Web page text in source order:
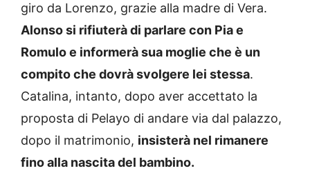
giro da Lorenzo, grazie alla madre di Vera.
Alonso si rifiuterà di parlare con Pia e
Romulo e informerà sua moglie che è un
compito che dovrà svolgere lei stessa.
Catalina, intanto, dopo aver accettato la
proposta di Pelayo di andare via dal palazzo,
dopo il matrimonio, insisterà nel rimanere
fino alla nascita del bambino.